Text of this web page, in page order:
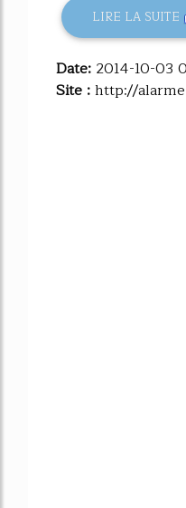
LIRE LA SUITE
Date: 2014-10-03
Site :http://